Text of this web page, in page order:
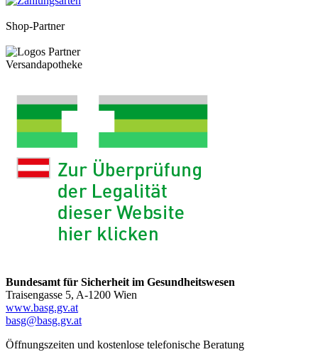
Shop-Partner
Versandapotheke
Bundesamt für Sicherheit im Gesundheitswesen
Traisengasse 5, A-1200 Wien
www.basg.gv.at
basg@basg.gv.at
Öffnungszeiten und kostenlose telefonische Beratung